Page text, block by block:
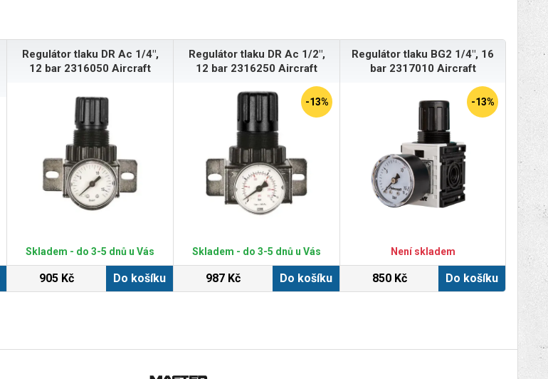
Regulátor tlaku DR Ac 1/4",
12 bar 2316050 Aircraft
Skladem - do 3-5 dnů u Vás
905 Kč Do košíku
Regulátor tlaku DR Ac 1/2",
12 bar 2316250 Aircraft
-13%
Skladem - do 3-5 dnů u Vás
987 Kč Do košíku
Regulátor tlaku BG2 1/4", 16
bar 2317010 Aircraft
-13%
Není skladem
850 Kč Do košíku